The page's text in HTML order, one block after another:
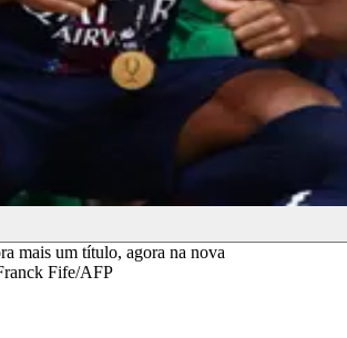
mais um título, agora na nova
Fife/AFP